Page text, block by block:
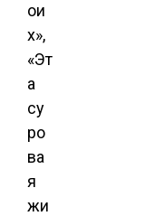
ои
х»,
«Эт
а
су
ро
ва
я
жи